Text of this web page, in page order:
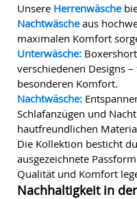
Unsere Herrenwäsche
Nachtwäscheaus
maximalen Komfort
Unterwäsche:
verschiedenen Designs
besonderen Komfort.
Nachtwäsche:
Schlafanzügen und
hautfreundlichen
Die Kollektion besticht
ausgezeichnete
Qualität und Komfort
Nachhaltigkeit in